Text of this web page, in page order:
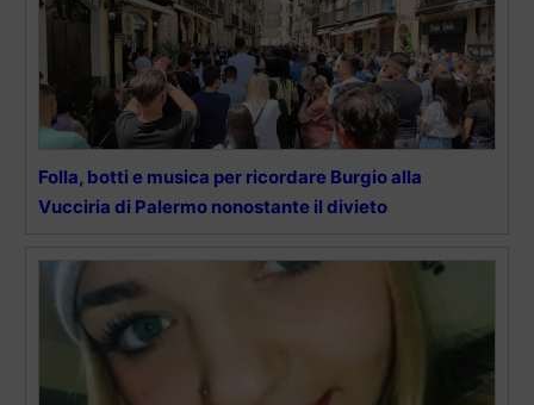
Folla, botti e musica per ricordare Burgio alla
Vucciria di Palermo nonostante il divieto